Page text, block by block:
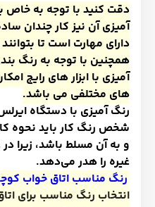
دقت کنید با توجه به خاص
آمیزی آن نیز کار چندان
دارای مهارت است تا
همچنین با توجه به رنگ
آمیزی با ابزار های رایج
های مختلفی می باشد.
رنگ آمیزی با دستگاه
شخص رنگ کار باید نحوه
و به آن مسلط باشد، زیرا
غیره را هدر میدهد.
رنگ مناسب اتاق خواب
انتخاب رنگ مناسب برای